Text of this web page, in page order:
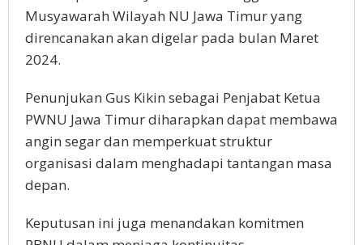
Musyawarah Wilayah NU Jawa Timur yang
direncanakan akan digelar pada bulan Maret
2024.
Penunjukan Gus Kikin sebagai Penjabat Ketua
PWNU Jawa Timur diharapkan dapat membawa
angin segar dan memperkuat struktur
organisasi dalam menghadapi tantangan masa
depan.
Keputusan ini juga menandakan komitmen